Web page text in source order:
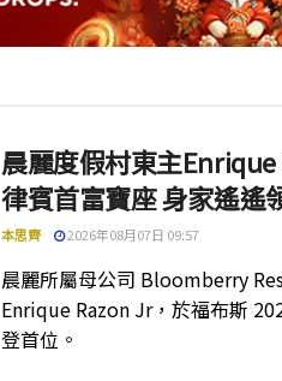
晨麗度假村東主
律賓首富寶座 身家遙遙
本思齊 2026年08月07日 09:57
晨麗所屬母公司 Bloomberry
Enrique Razon Jr，於福布斯
登首位。